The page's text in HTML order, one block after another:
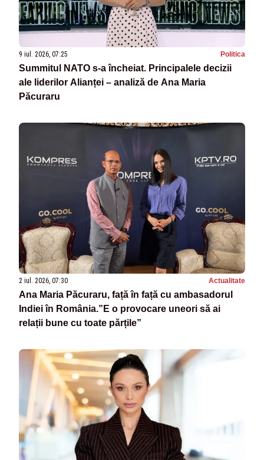
9 iul. 2026, 07:25 Politica
Summitul NATO s-a încheiat. Principalele decizii
ale liderilor Alianței – analiză de Ana Maria
Păcuraru
2 iul. 2026, 07:30 Actualitate
Ana Maria Păcuraru, față în față cu ambasadorul
Indiei în România.”E o provocare uneori să ai
relații bune cu toate părțile”